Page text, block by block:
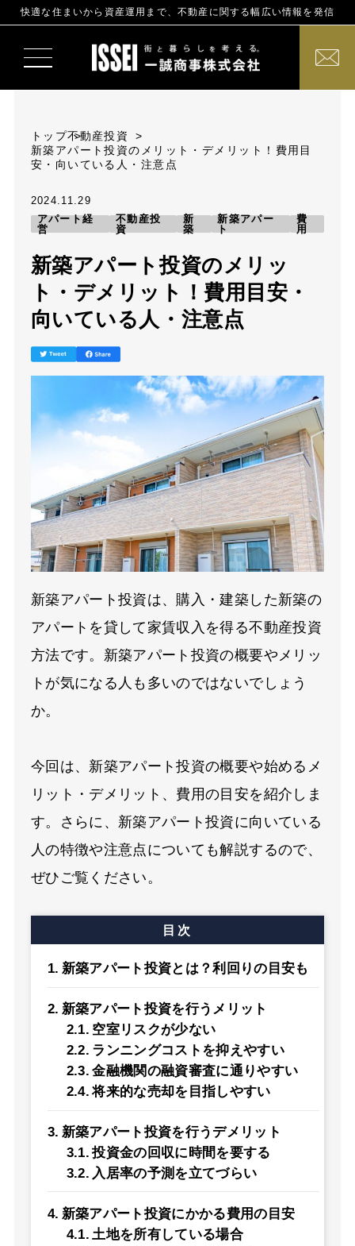
快適な住まいから資産運用まで、不動産に関する幅広い情報を発信
トップ不動産投資
新築アパート投資のメリット・デメリット！費用目
安・向いている人・注意点
2024.11.29
アパート経
営
不動産投
資
新
築
新築アパー
ト
費
用
新築アパート投資のメリッ
ト・デメリット！費用目安・
向いている人・注意点
新築アパート投資は、購入・建築した新築の
アパートを貸して家賃収入を得る不動産投資
方法です。新築アパート投資の概要やメリッ
トが気になる人も多いのではないでしょう
か。
今回は、新築アパート投資の概要や始めるメ
リット・デメリット、費用の目安を紹介しま
す。さらに、新築アパート投資に向いている
人の特徴や注意点についても解説するので、
ぜひご覧ください。
目次
新築アパート投資とは？利回りの目安も
新築アパート投資を行うメリット
空室リスクが少ない
ランニングコストを抑えやすい
金融機関の融資審査に通りやすい
将来的な売却を目指しやすい
新築アパート投資を行うデメリット
投資金の回収に時間を要する
入居率の予測を立てづらい
新築アパート投資にかかる費用の目安
土地を所有している場合